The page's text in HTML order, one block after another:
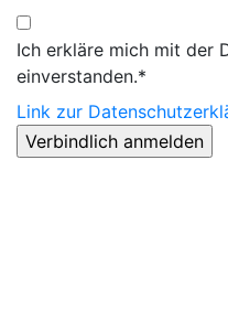
Ich erkläre mich mit der
einverstanden.*
Link zur